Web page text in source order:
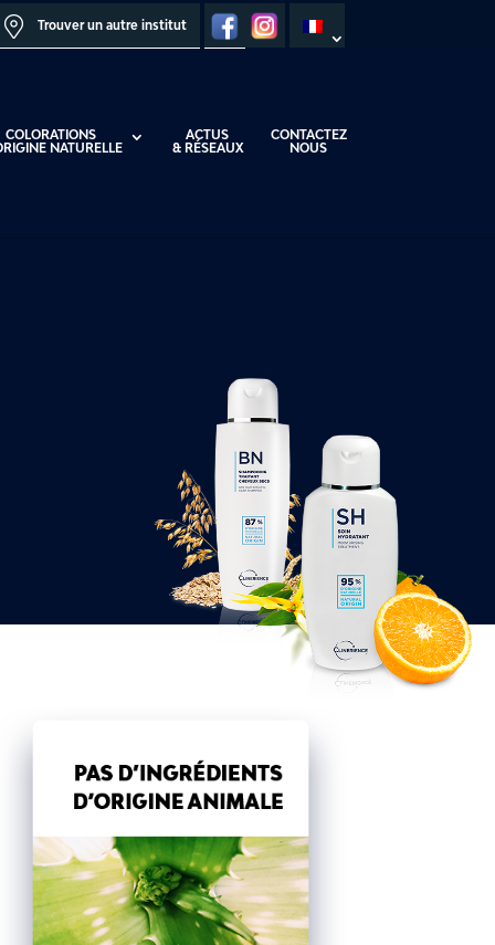
Trouver un autre institut
COLORATIONS
NATURELLE
ACTUS
& RÉSEAUX
CONTACTEZ
NOUS